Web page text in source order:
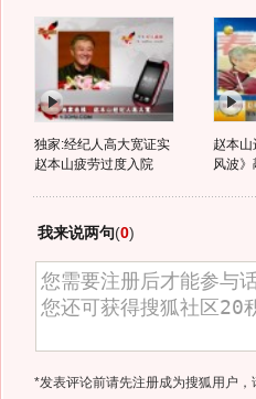
独家:经纪人高大宽证实
赵本山疲劳过度入院
赵本
风波》
我来说两句(0)
*发表评论前请先注册成为搜狐用户，